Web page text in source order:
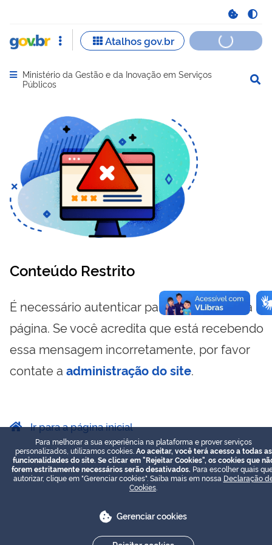
Abrir menu principal de navegação
Ministério da Gestão e da Inovação em Serviços
Públicos
Conteúdo Restrito
É necessário autenticar para visualizar essa
página. Se você acredita que está recebendo
essa mensagem incorretamente, por favor
contate a administração do site.
Ir para a página inicial
Para melhorar a sua experiência na plataforma e prover serviços
personalizados, utilizamos cookies. Ao aceitar, você terá acesso a todas as
funcionalidades do site. Se clicar em "Rejeitar Cookies", os cookies que
forem estritamente necessários serão desativados. Para escolher quais
autorizar, clique em "Gerenciar cookies". Saiba mais em nossa Declaração
Cookies
Gerenciar cookies